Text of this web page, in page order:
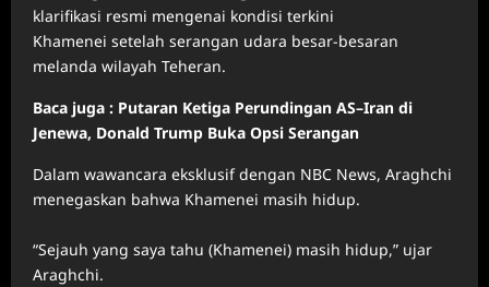
klarifikasi resmi mengenai kondisi terkini
Khamenei setelah serangan udara besar-besaran
melanda wilayah Teheran.
Baca juga : Putaran Ketiga Perundingan AS–Iran di
Jenewa, Donald Trump Buka Opsi Serangan
Dalam wawancara eksklusif dengan NBC News, Araghchi
menegaskan bahwa Khamenei masih hidup.
“Sejauh yang saya tahu (Khamenei) masih hidup,” ujar
Araghchi.